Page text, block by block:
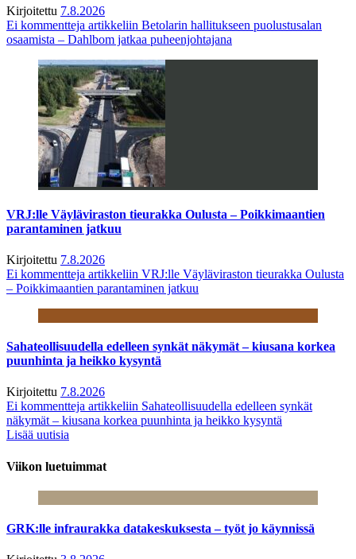
Kirjoitettu 7.8.2026
Ei kommentteja artikkeliin Betolarin hallitukseen puolustusalan
osaamista – Dahlbom jatkaa puheenjohtajana
VRJ:lle Väyläviraston tieurakka Oulusta – Poikkimaantien
parantaminen jatkuu
Kirjoitettu 7.8.2026
Ei kommentteja artikkeliin VRJ:lle Väyläviraston tieurakka Oulusta
– Poikkimaantien parantaminen jatkuu
Sahateollisuudella edelleen synkät näkymät – kiusana korkea
puunhinta ja heikko kysyntä
Kirjoitettu 7.8.2026
Ei kommentteja artikkeliin Sahateollisuudella edelleen synkät
näkymät – kiusana korkea puunhinta ja heikko kysyntä
Lisää uutisia
Viikon luetuimmat
GRK:lle infraurakka datakeskuksesta – työt jo käynnissä